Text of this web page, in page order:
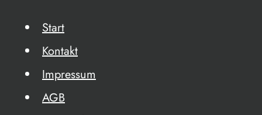
Start
Kontakt
Impressum
AGB